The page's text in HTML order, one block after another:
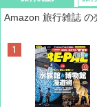
Amazon 旅行雑誌 の